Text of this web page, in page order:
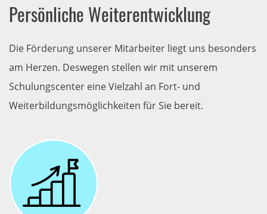
Persönliche Weiterentwicklung
Die Förderung unserer Mitarbeiter liegt uns besonders
am Herzen. Deswegen stellen wir mit unserem
Schulungscenter eine Vielzahl an Fort- und
Weiterbildungsmöglichkeiten für Sie bereit.